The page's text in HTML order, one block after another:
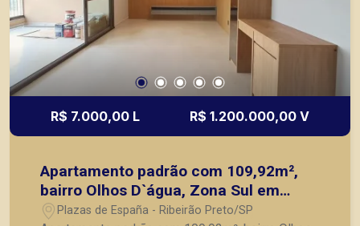
R$ 7.000,00 L R$ 1.200.000,00 V
Apartamento padrão com 109,92m²,
bairro Olhos D`água, Zona Sul em
Ribeirão Preto/SP.
Plazas de España - Ribeirão Preto/SP